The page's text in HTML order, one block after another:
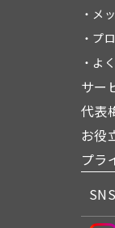
・メ
・プ
・よ
サー
代表
お役
プラ